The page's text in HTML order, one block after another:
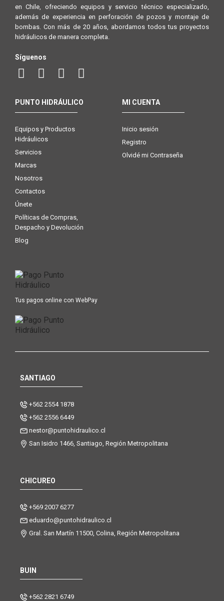
en Chile, ofreciendo equipos y servicio técnico especializado,
además de experiencia en perforación de pozos y montaje de
bombas. Con más de 20 años, abordamos todos tus proyectos
hidráulicos de manera completa.
Síguenos
PUNTO HIDRÁULICO
Equipos y Productos
Hidráulicos
Servicios
Marcas
Nosotros
Contactos
Únete
Políticas de Compras,
Despacho y Devolución
Blog
MI CUENTA
Inicio sesión
Registro
Olvidé mi Contraseña
Tus pagos online con WebPay
SANTIAGO
+562 2554 1878
+562 2556 6449
nestor@puntohidraulico.cl
San Isidro 1466, Santiago, Región Metropolitana
CHICUREO
+569 2007 6277
eduardo@puntohidraulico.cl
Gral. San Martín 11500, Colina, Región Metropolitana
BUIN
+562 2821 6749